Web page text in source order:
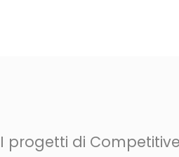
I progetti di